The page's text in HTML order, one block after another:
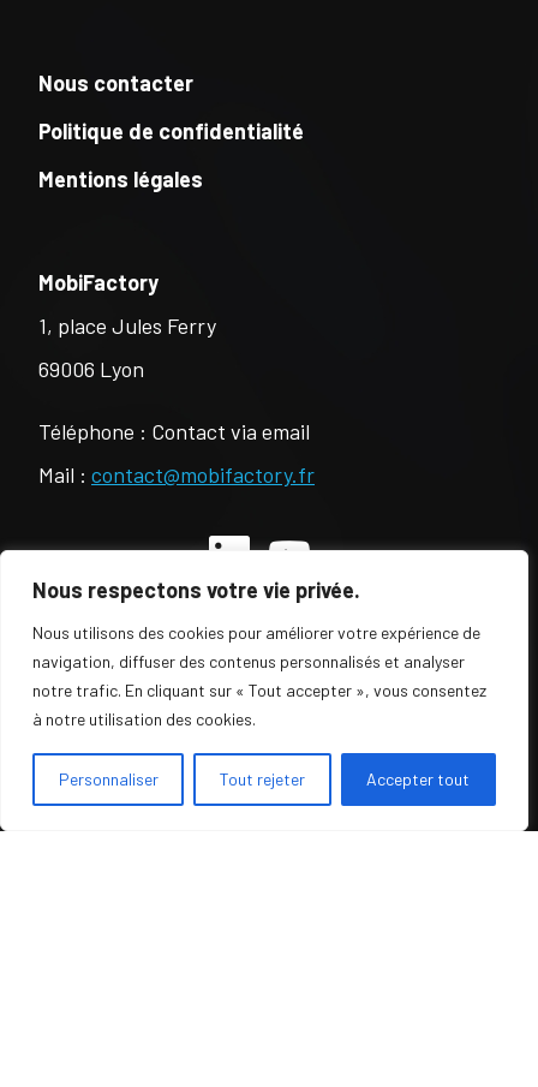
Nous respectons votre vie privée.
Nous utilisons des cookies pour améliorer votre expérience de
navigation, diffuser des contenus personnalisés et analyser
notre trafic. En cliquant sur « Tout accepter », vous consentez
à notre utilisation des cookies.
Personnaliser Tout rejeter Accepter tout
Nous contacter
Politique de confidentialité
Mentions légales
MobiFactory
1, place Jules Ferry
69006 Lyon
Téléphone : Contact via email
Mail : contact@mobifactory.fr
MobiFactory vous accompagne dans la mise en
place de vos projets CRM Mobile et Web à travers
3 solutions :
. MobiCRM , le CRM de nouvelle génération